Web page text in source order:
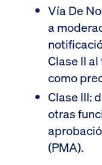
Vía De
a
Clase II
como
Clase III:
otras
(PMA).